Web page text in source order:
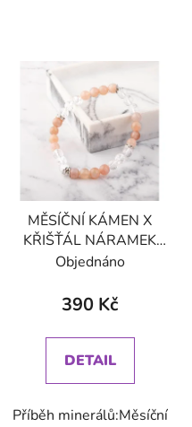
MĚSÍČNÍ KÁMEN X
KŘIŠŤÁL NÁRAMEK
NA RUKU KORÁLKOVÝ
Objednáno
390 Kč
DETAIL
Příběh minerálů:Měsíční